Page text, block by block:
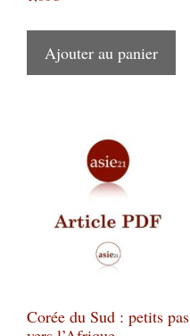
Ajouter au panier
Corée du Sud : petits pas